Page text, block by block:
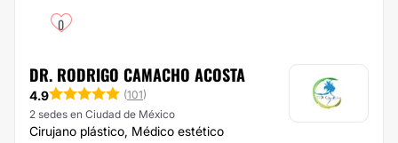
0
DR. RODRIGO CAMACHO ACOSTA
4.9 (101)
2 sedes en Ciudad de México
Cirujano plástico, Médico estético